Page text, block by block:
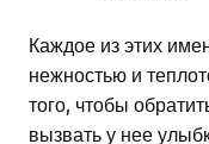
Каждое из этих
нежностью и
того, чтобы
вызвать у нее